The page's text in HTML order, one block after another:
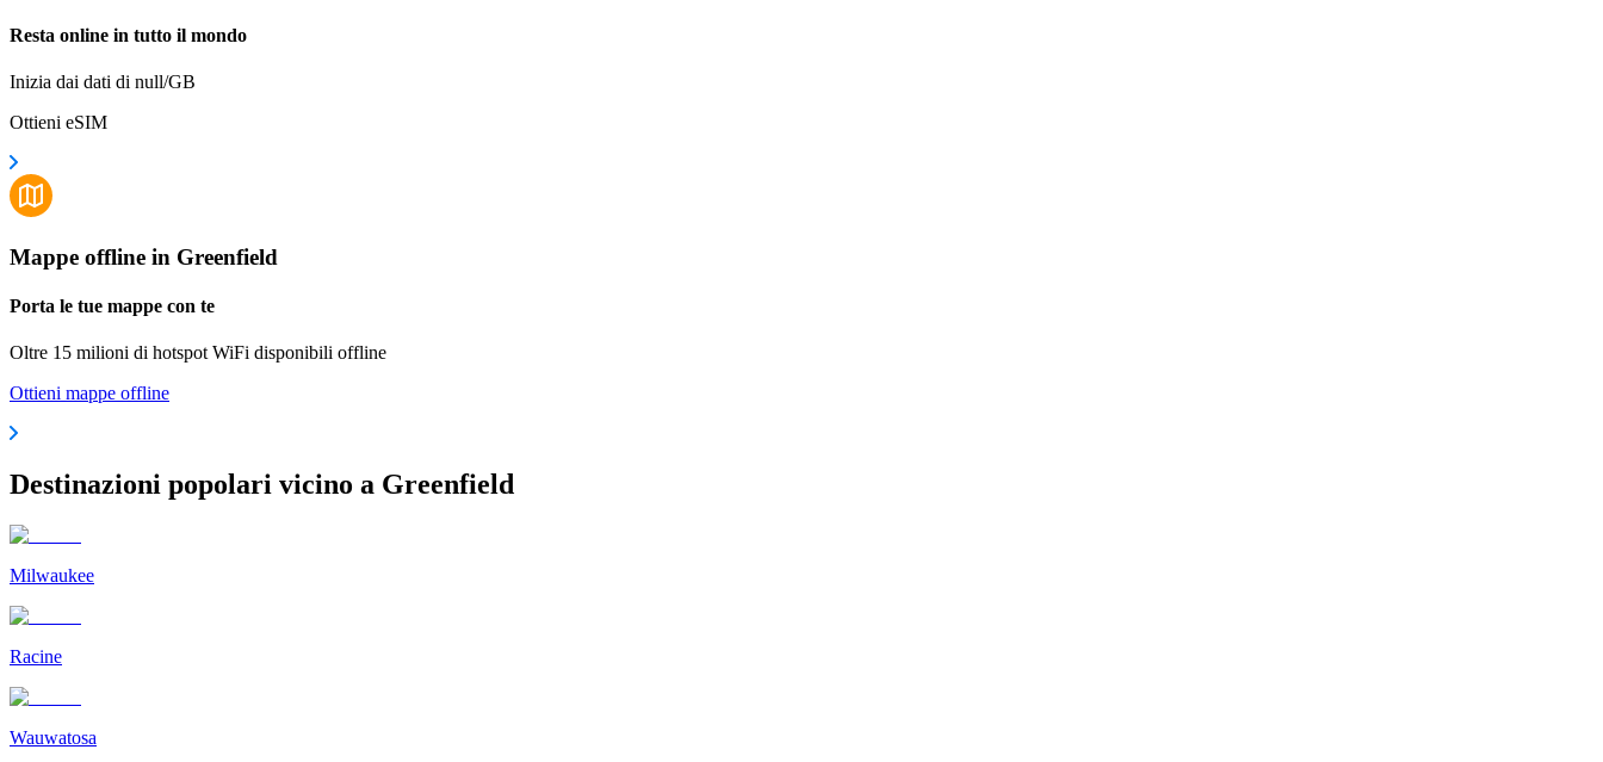
Resta online in tutto il mondo
Inizia dai dati di null/GB
Ottieni eSIM
Mappe offline in Greenfield
Porta le tue mappe con te
Oltre 15 milioni di hotspot WiFi disponibili offline
Ottieni mappe offline
Destinazioni popolari vicino a Greenfield
Milwaukee
Racine
Wauwatosa